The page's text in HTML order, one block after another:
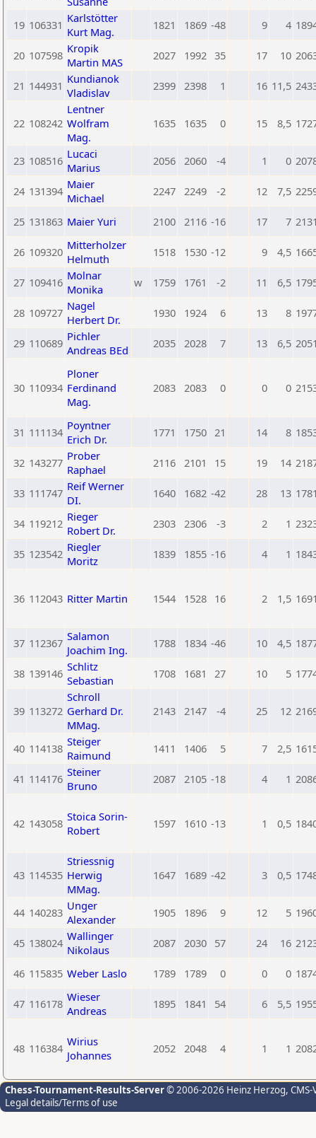
19 106331 Karlstötter
Kurt Mag.
1821 1869 -48 9 4
20 107598 Kropik
Martin MAS
2027 1992 35 17 10
21 144931 Kundianok
Vladislav
2399 2398 1 16 11,5
22 108242
Lentner
Wolfram
Mag.
1635 1635 0 15 8,5
23 108516 Lucaci
Marius
2056 2060 -4 1 0
24 131394 Maier
Michael
2247 2249 -2 12 7,5
25 131863 Maier Yuri 2100 2116 -16 17 7
26 109320 Mitterholzer
Helmuth
1518 1530 -12 9 4,5
27 109416 Molnar
Monika
w 1759 1761 -2 11 6,5
28 109727 Nagel
Herbert Dr.
1930 1924 6 13 8
29 110689 Pichler
Andreas BEd
2035 2028 7 13 6,5
30 110934
Ploner
Ferdinand
Mag.
2083 2083 0 0 0
31 111134 Poyntner
Erich Dr.
1771 1750 21 14 8
32 143277 Prober
Raphael
2116 2101 15 19 14
33 111747 Reif Werner
DI.
1640 1682 -42 28 13
34 119212 Rieger
Robert Dr.
2303 2306 -3 2 1
35 123542 Riegler
Moritz
1839 1855 -16 4 1
36 112043 Ritter Martin 1544 1528 16 2 1,5
37 112367 Salamon
Joachim Ing.
1788 1834 -46 10 4,5
38 139146 Schlitz
Sebastian
1708 1681 27 10 5
39 113272
Schroll
Gerhard Dr.
MMag.
2143 2147 -4 25 12
40 114138 Steiger
Raimund
1411 1406 5 7 2,5
41 114176 Steiner
Bruno
2087 2105 -18 4 1
42 143058 Stoica Sorin-
Robert
1597 1610 -13 1 0,5
43 114535
Striessnig
Herwig
MMag.
1647 1689 -42 3 0,5
44 140283 Unger
Alexander
1905 1896 9 12 5
45 138024 Wallinger
Nikolaus
2087 2030 57 24 16
46 115835 Weber Laslo 1789 1789 0 0 0
47 116178 Wieser
Andreas
1895 1841 54 6 5,5
48 116384 Wirius
Johannes
2052 2048 4 1 1
Chess-Tournament-Results-Server© 2006-2026 Heinz Herzog,
Legal details/Terms of use